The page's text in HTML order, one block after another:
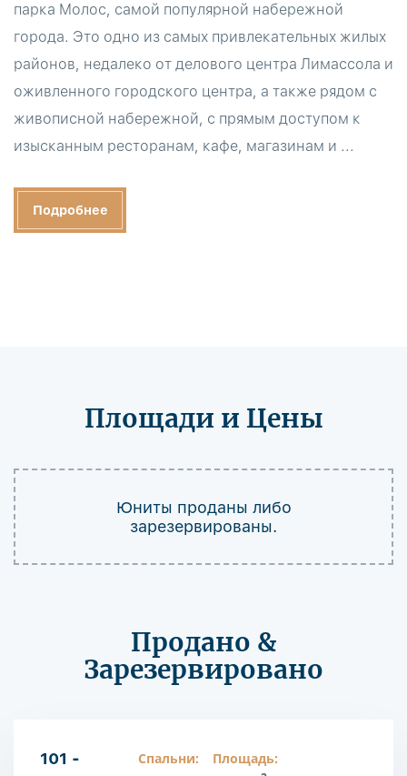
парка Молос, самой популярной набережной
города. Это одно из самых привлекательных жилых
районов, недалеко от делового центра Лимассола и
оживленного городского центра, а также рядом с
живописной набережной, с прямым доступом к
изысканным ресторанам, кафе, магазинам и ...
Подробнее
Площади и Цены
Юниты проданы либо
зарезервированы.
Продано &
Зарезервировано
101 -
Спальни:
Площадь: